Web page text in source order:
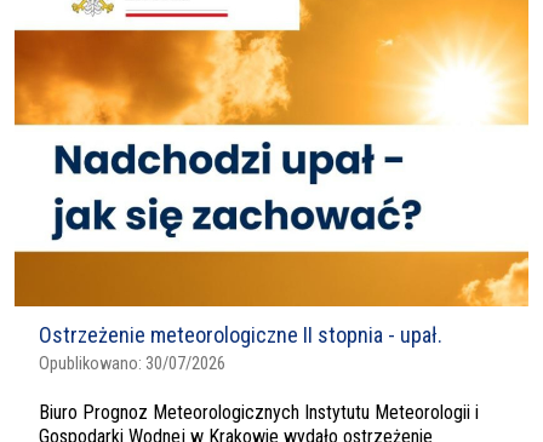
Ostrzeżenie meteorologiczne II stopnia - upał.
Opublikowano: 30/07/2026
Biuro Prognoz Meteorologicznych Instytutu Meteorologii i
Gospodarki Wodnej w Krakowie wydało ostrzeżenie